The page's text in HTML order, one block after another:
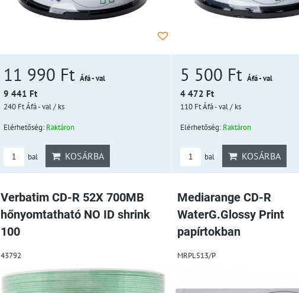
11 990 Ft Áfá - val
9 441 Ft
240 FtÁfá - val/ ks
Elérhetőség: Raktáron
bal KOSÁRBA
5 500 Ft Áfá - val
4 472 Ft
110 FtÁfá - val/ ks
Elérhetőség: Raktáron
bal KOSÁRBA
Verbatim CD-R 52X 700MB
hőnyomtatható NO ID shrink
100
43792
Mediarange CD-R
WaterG.Glossy Print
papírtokban
MRPL513/P